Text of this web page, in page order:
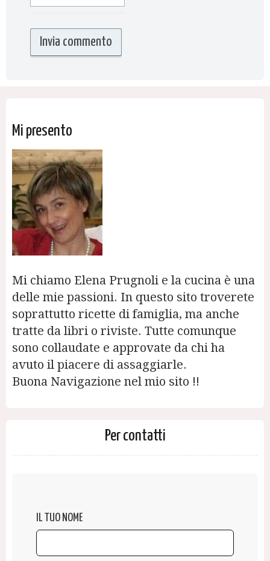
Mi presento
Mi chiamo Elena Prugnoli e la cucina è una
delle mie passioni. In questo sito troverete
soprattutto ricette di famiglia, ma anche
tratte da libri o riviste. Tutte comunque
sono collaudate e approvate da chi ha
avuto il piacere di assaggiarle.
Buona Navigazione nel mio sito !!
Per contatti
IL TUO NOME